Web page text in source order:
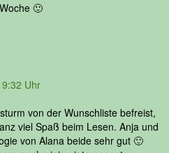
🙂
Uhr
von der Wunschliste befreist,
viel Spaß beim Lesen. Anja und
von Alana beide sehr gut 🙂